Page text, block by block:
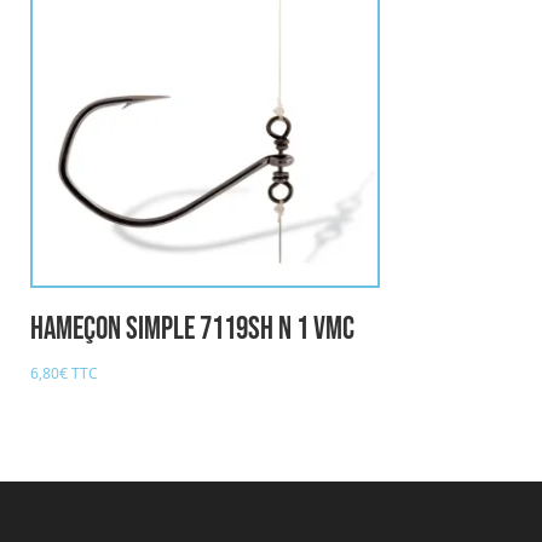
Hameçon Simple 7119SH n 1 VMC
6,80€ TTC